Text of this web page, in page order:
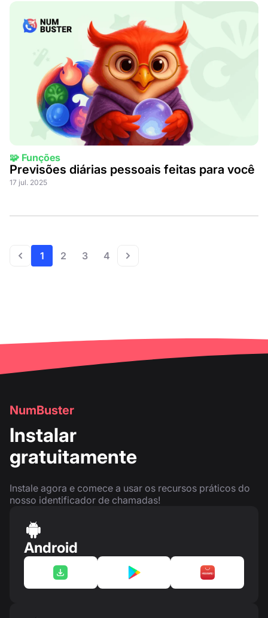
🧩 Funções
Previsões diárias pessoais feitas para você
17 jul. 2025
1 2 3 4
NumBuster
Instalar
gratuitamente
Instale agora e comece a usar os recursos práticos do
nosso identificador de chamadas!
Android